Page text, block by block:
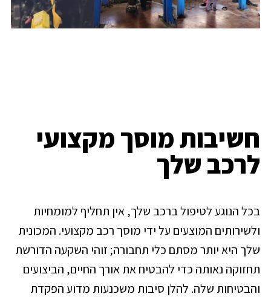
חשיבות מוסך מקצועי
לרכב שלך
בכל הנוגע לטיפול ברכב שלך, אין תחליף למומחיות
ולשירותים המוצעים על ידי מוסך רכב מקצועי. המכונית
שלך היא יותר מסתם כלי תחבורה; זוהי השקעה הדורשת
תחזוקה נאותה כדי להבטיח את אורך החיים, הביצועים
והבטיחות שלה. להלן סיבות משכנעות מדוע הפקדת